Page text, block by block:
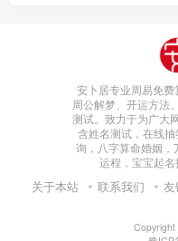
安卜居专业周易免费
周公解梦、开运方法
测试。致力于为广大
含姓名测试，在线
询，八字算命婚姻，
运程，宝宝起名
关于本站 联系我们